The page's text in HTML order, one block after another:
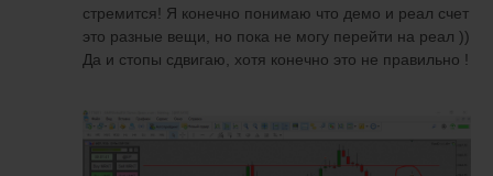
стремится! Я конечно понимаю что демо и реал счет
это разные вещи, но пока не могу перейти на реал ))
Да и стопы сдвигаю, хотя конечно это не правильно !